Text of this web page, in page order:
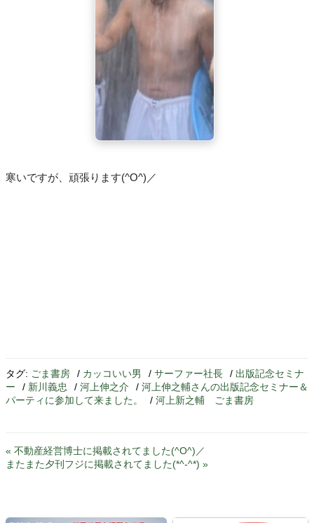
寒いですが、頑張ります(^O^)／
タグ: ごま書房 / カッコいい男 / サーファー社長 / 出版記念セミナ
ー
/ 新川義忠 / 河上伸之介 / 河上伸之輔さんの出版記念セミナー＆
パーティに参加して来ました。
/ 河上新之輔 ごま書房
« 不動産経営博士に掲載されてました(^O^)／
またまた夕刊フジに掲載されてました(*^-^*) »